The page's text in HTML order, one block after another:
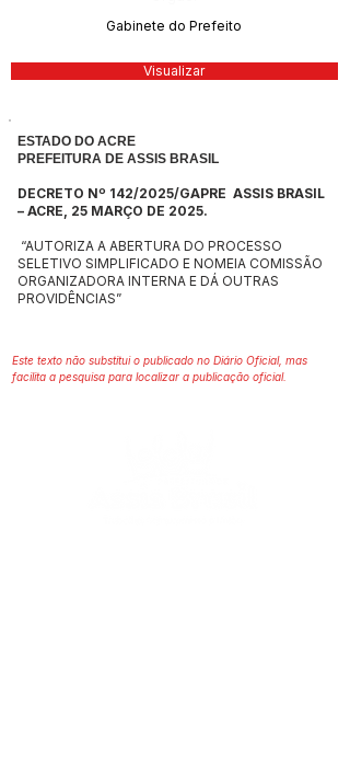
Gabinete do Prefeito
Visualizar
ESTADO DO ACRE
PREFEITURA DE ASSIS BRASIL
DECRETO Nº 142/2025/GAPRE ASSIS BRASIL
– ACRE, 25 MARÇO DE 2025.
“AUTORIZA A ABERTURA DO PROCESSO
SELETIVO SIMPLIFICADO E NOMEIA COMISSÃO
ORGANIZADORA INTERNA E DÁ OUTRAS
PROVIDÊNCIAS”
Este texto não substitui o publicado no Diário Oficial, mas
facilita a pesquisa para localizar a publicação oficial.